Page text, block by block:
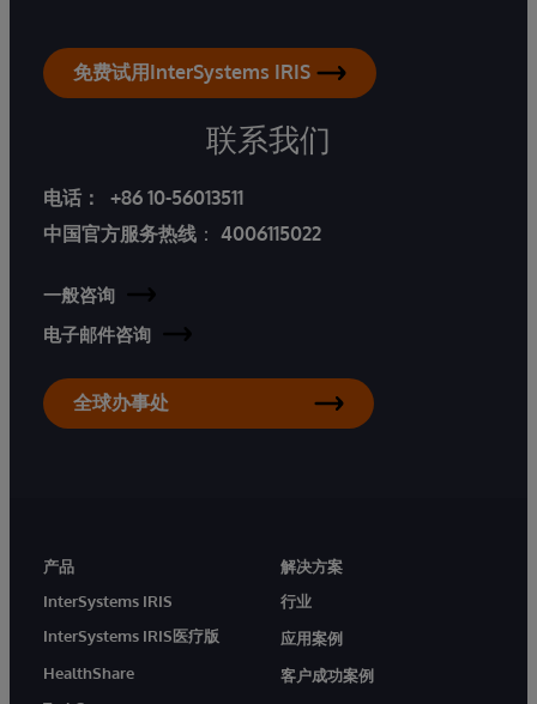
免费试用InterSystems IRIS
联系我们
电话：
+86 10-56013511
中国官方服务热线 ： 4006115022
一般咨询
电子邮件咨询
全球办事处
产品
InterSystems IRIS
InterSystems IRIS医疗版
HealthShare
解决方案
行业
应用案例
客户成功案例